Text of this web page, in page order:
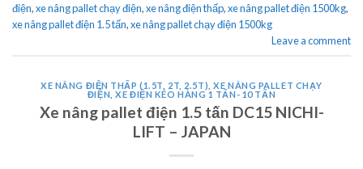
điện,xe nâng pallet chạy điện,xe nâng điện thấp,xe nâng pallet điện 1500kg,
xe nâng pallet điện 1.5 tấn,xe nâng pallet chạy điện 1500kg
Leave a comment
XE NÂNG ĐIỆN THẤP (1.5T, 2T, 2.5T) ,XE NÂNG PALLET CHẠY
ĐIỆN ,XE ĐIỆN KÉO HÀNG 1 TẤN- 10 TẤN
Xe nâng pallet điện 1.5 tấn DC15 NICHI-
LIFT – JAPAN